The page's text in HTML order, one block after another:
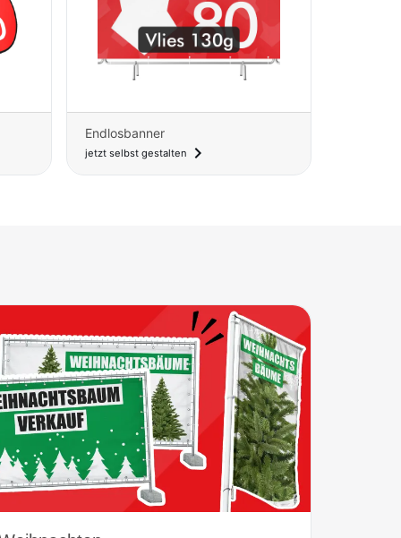
Endlosbanner
jetzt selbst gestalten navigate_next